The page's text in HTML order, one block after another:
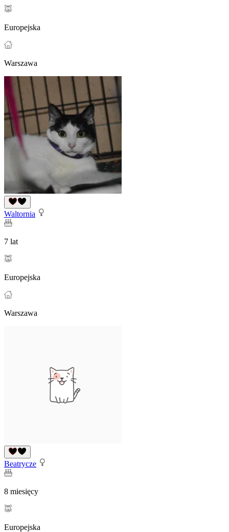
Europejska
Warszawa
Waltornia
7 lat
Europejska
Warszawa
Beatrycze
8 miesięcy
Europejska